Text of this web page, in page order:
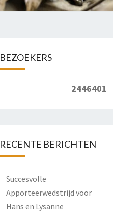
BEZOEKERS
2446401
RECENTE BERICHTEN
Succesvolle
Apporteerwedstrijd voor
Hans en Lysanne